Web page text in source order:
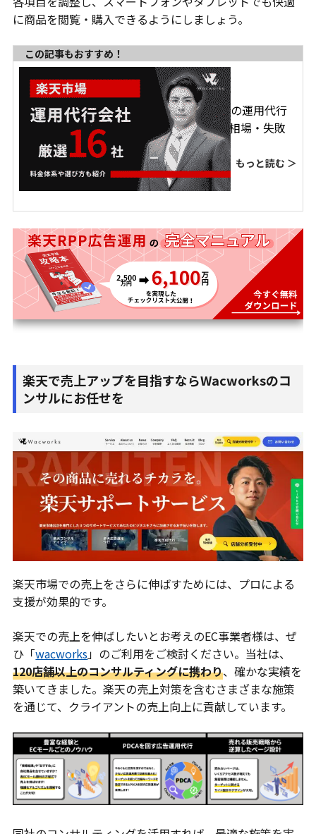
に商品を閲覧・購入できるようにしましょう。
この記事もおすすめ！
【2026年最新】楽天市場の運用代行
おすすめ16社比較！料金相場・失敗
しない選び方を徹底解説
もっと読む ＞
楽天で売上アップを目指すならWacworksのコ
ンサルにお任せを
楽天市場での売上をさらに伸ばすためには、プロによる
支援が効果的です。
楽天での売上を伸ばしたいとお考えのEC事業者様は、ぜ
ひ「wacworks」のご利用をご検討ください。当社は、
120店舗以上のコンサルティングに携わり、確かな実績を
築いてきました。楽天の売上対策を含むさまざまな施策
を通じて、クライアントの売上向上に貢献しています。